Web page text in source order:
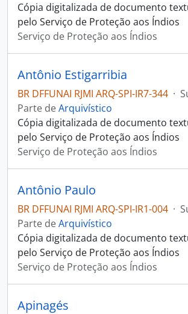
Cópia digitalizada de documento
pelo Serviço de Proteção aos Índios
Serviço de Proteção aos Índios
Antônio Estigarribia
BR DFFUNAI RJMI ARQ-SPI-IR7-344 ·
Parte deArquivístico
Cópia digitalizada de documento
pelo Serviço de Proteção aos Índios
Serviço de Proteção aos Índios
Antônio Paulo
BR DFFUNAI RJMI ARQ-SPI-IR1-004 ·
Parte deArquivístico
Cópia digitalizada de documento
pelo Serviço de Proteção aos Índios
Serviço de Proteção aos Índios
Apinagés